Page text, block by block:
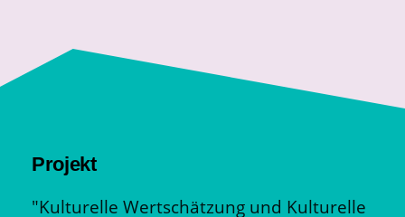
Projekt
"Kulturelle Wertschätzung und Kulturelle